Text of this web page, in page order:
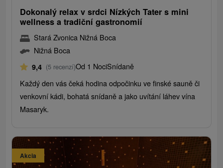
Dokonalý relax v srdci Nízkých Tater s mini
wellness a tradiční gastronomií
Stará Zvonica Nižná Boca
Nižná Boca
9,4 (5 recenzí)Od 1 NociSnídaně
Každý den vás čeká hodina odpočinku ve finské sauně či
venkovní kádi, bohatá snídaně a jako uvítání láhev vína
Masaryk.
Akcia